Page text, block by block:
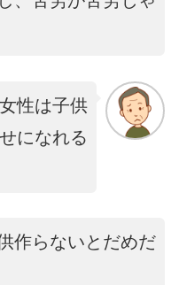
性は子供
になれる
作らないとだめだ